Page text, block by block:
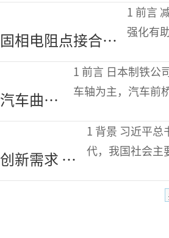
固相电阻点接合法
接合界面的形成机
制和接头特性研究
1 前言 减轻环境负荷、提高安全性是汽车制造业的重要课题。车体材料高
强化有
汽车曲轴
热处理概
1 前言 日本制铁公司关西制铁所炼钢地区（大阪市此花区），热锻造以铁路用车轮、
车轴为主，汽车前
创新需求 更
新管道 建设
1 背景 习近平总书记在党的十九大报告中指出，“中国特色社会主义进入了新时
代，我国社会主